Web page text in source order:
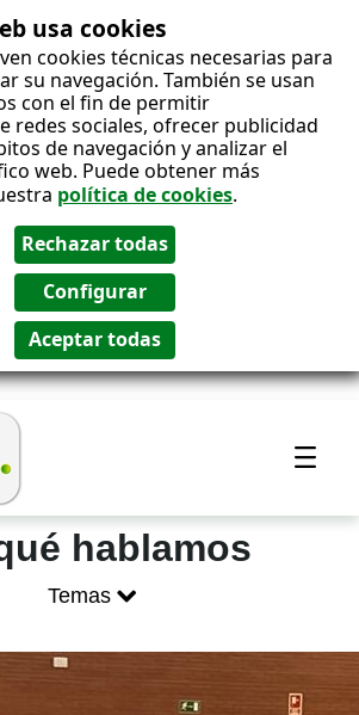
usa cookies
cookies técnicas necesarias para
su navegación. También se usan
con el fin de permitir
redes sociales, ofrecer publicidad
de navegación y analizar el
web. Puede obtener más
política de cookies.
-
hablamos
Temas